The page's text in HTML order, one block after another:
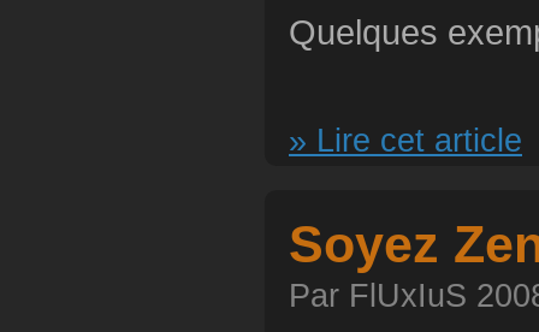
Quelques
» Lire cet article
Soyez
Par FlUxIuS